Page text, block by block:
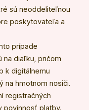
sú neoddeliteľnou
poskytovateľa a
prípade
na diaľku, pričom
k digitálnemu
na hmotnom nosiči.
registračných
povinnosť platby.